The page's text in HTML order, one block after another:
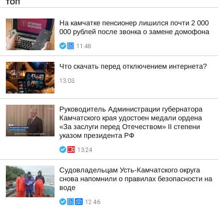
На камчатке пенсионер лишился почти 2 000
000 рублей после звонка о замене домофона
11:48
Что скачать перед отключением интернета?
13:03
Руководитель Администрации губернатора
Камчатского края удостоен медали ордена
«За заслуги перед Отечеством» II степени
указом президента РФ
13:24
Судовладельцам Усть-Камчатского округа
снова напомнили о правилах безопасности на
воде
12:46